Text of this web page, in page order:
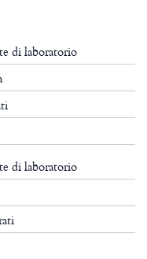
di laboratorio
di laboratorio